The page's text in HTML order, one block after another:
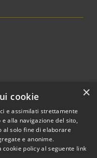
© 2026 • Comune di
Villasanta • Powered by
×
cookie
e assimilati strettamente
alla navigazione del sito,
al solo fine di elaborare
e anonime.
policy al seguente link